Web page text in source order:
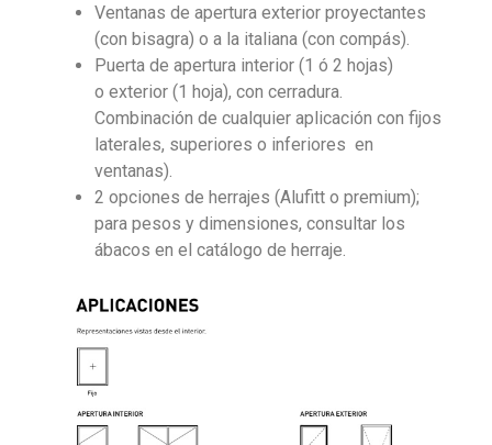
Ventanas de apertura exterior proyectantes
(con bisagra) o a la italiana (con compás).
Puerta de apertura interior (1 ó 2 hojas)
o exterior (1 hoja), con cerradura.
Combinación de cualquier aplicación con fijos
laterales, superiores o inferiores en
ventanas).
2 opciones de herrajes (Alufitt o premium);
para pesos y dimensiones, consultar los
ábacos en el catálogo de herraje.